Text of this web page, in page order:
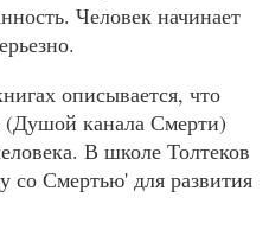
Человек начинает
описывается, что
(Душой канала Смерти)
В школе Толтеков
со Смертью' для развития